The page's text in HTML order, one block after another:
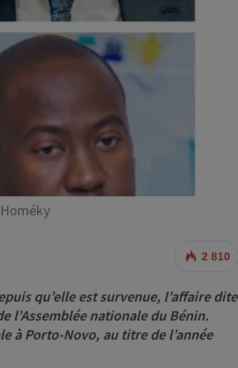
2 810
qu’elle est survenue, l’affaire dite
l’Assemblée nationale du Bénin.
à Porto-Novo, au titre de l’année